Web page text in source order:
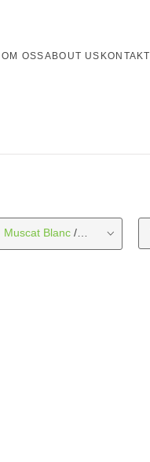
OM OSSABOUT US KONTAKT
Muscat Blanc Druetype